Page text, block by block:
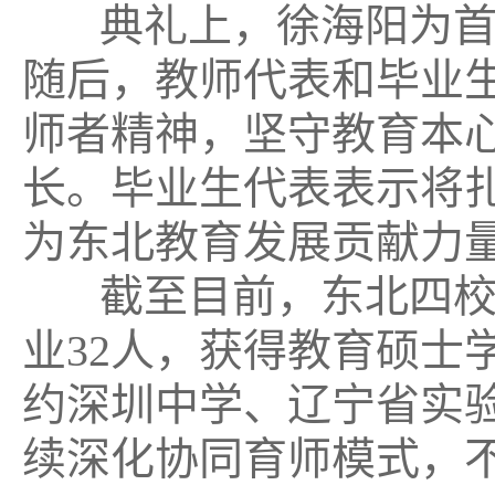
典礼上，徐海阳为
随后，教师代表和毕业
师者精神，坚守教育本
长。毕业生代表表示将
为东北教育发展贡献力
截至目前，东北四校
业32人，获得教育硕士
约深圳中学、辽宁省实
续深化协同育师模式，